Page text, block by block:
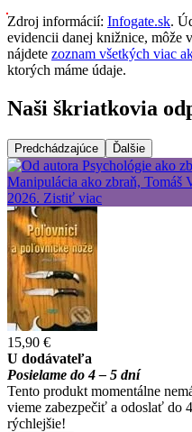
Zdroj informácií: Infogate.sk.
evidencii danej knižnice, môže
nájdete zoznam všetkých viac
ktorých máme údaje.
Naši škriatkovia
Predchádzajúce Ďalšie
15,90 €
U dodávateľa
Posielame do 4 – 5 dní
Tento produkt momentálne
vieme zabezpečiť a odoslať do
rýchlejšie!